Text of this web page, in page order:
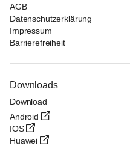
AGB
Datenschutzerklärung
Impressum
Barrierefreiheit
Downloads
Download
Android
IOS
Huawei